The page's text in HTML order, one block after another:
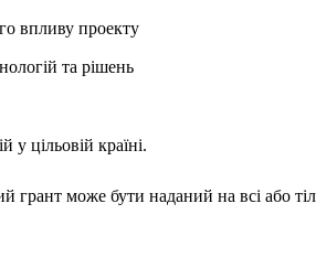
впливу проекту
та рішень
у цільовій країні.
грант може бути наданий на всі або